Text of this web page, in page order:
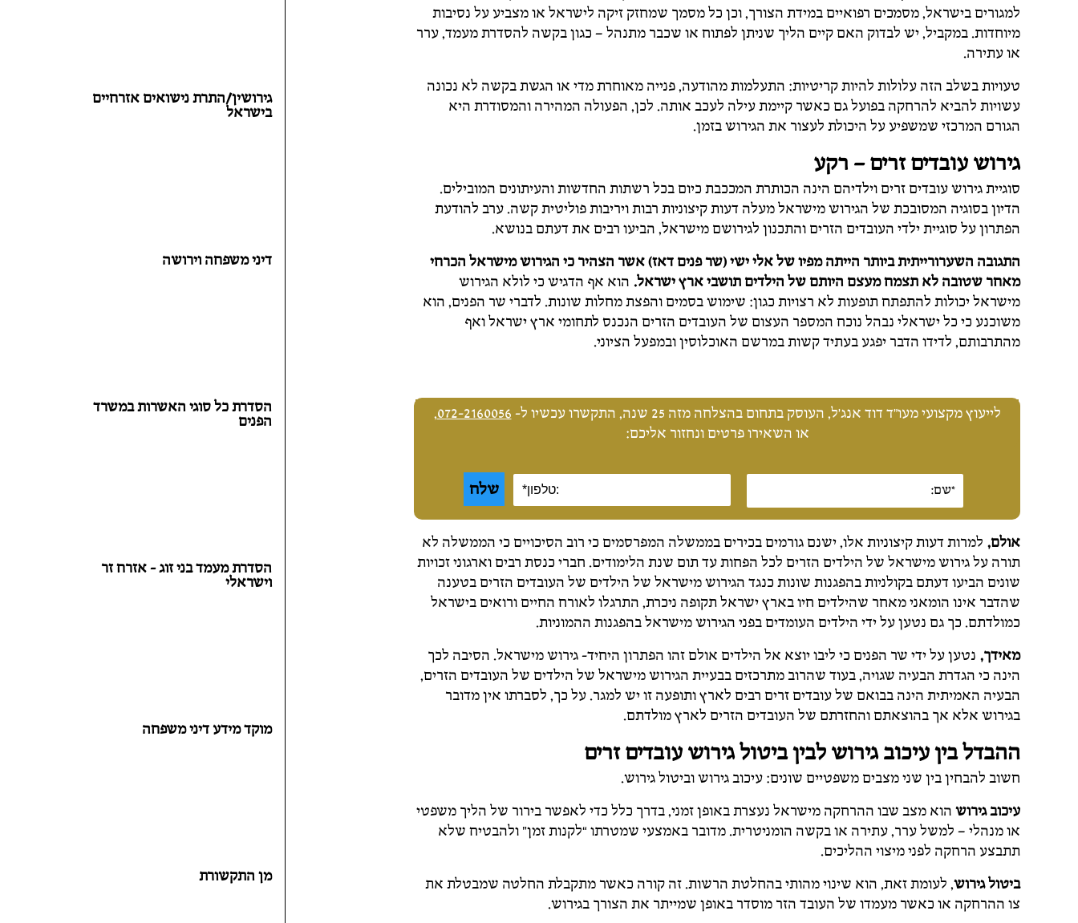
למגורים בישראל, מסמכים רפואיים במידת הצורך, וכן כל מסמך שמחזק זיקה לישראל או מצביע על נסיבות
מיוחדות. במקביל, יש לבדוק האם קיים הליך שניתן לפתוח או שכבר מתנהל – כגון בקשה להסדרת מעמד, ערר
או עתירה.
טעויות בשלב הזה עלולות להיות קריטיות: התעלמות מהודעה, פנייה מאוחרת מדי או הגשת בקשה לא נכונה
עשויות להביא להרחקה בפועל גם כאשר קיימת עילה לעכב אותה. לכן, הפעולה המהירה והמסודרת היא
הגורם המרכזי שמשפיע על היכולת לעצור את הגירוש בזמן.
גירוש עובדים זרים – רקע
סוגיית גירוש עובדים זרים וילדיהם הינה הכותרת המככבת כיום בכל רשתות החדשות והעיתונים המובילים.
הדיון בסוגיה המסובכת של הגירוש מישראל מעלה דעות קיצוניות רבות ויריבות פוליטית קשה. ערב להודעת
הפתרון על סוגיית ילדי העובדים הזרים והתכנון לגירושם מישראל, הביעו רבים את דעתם בנושא.
התגובה השערורייתית ביותר הייתה מפיו של אלי ישי (שר פנים דאז) אשר הצהיר כי הגירוש מישראל הכרחי
מאחר שטובה לא תצמח מעצם היותם של הילדים תושבי ארץ ישראל. הוא אף הדגיש כי לולא הגירוש
מישראל יכולות להתפתח תופעות לא רצויות כגון: שימוש בסמים והפצת מחלות שונות. לדברי שר הפנים, הוא
משוכנע כי כל ישראלי נבהל נוכח המספר העצום של העובדים הזרים הנכנס לתחומי ארץ ישראל ואף
מהתרבותם, לדידו הדבר יפגע בעתיד קשות במרשם האוכלוסין ובמפעל הציוני.
לייעוץ מקצועי מעו"ד דוד אנג'ל, העוסק בתחום בהצלחה מזה 25 שנה, התקשרו עכשיו ל- 072-2160056
,
או השאירו פרטים ונחזור אליכם:
אולם, למרות דעות קיצוניות אלו, ישנם גורמים בכירים בממשלה המפרסמים כי רוב הסיכויים כי הממשלה לא
תורה על גירוש מישראל של הילדים הזרים לכל הפחות עד תום שנת הלימודים. חברי כנסת רבים וארגוני זכויות
שונים הביעו דעתם בקולניות בהפגנות שונות כנגד הגירוש מישראל של הילדים של העובדים הזרים בטענה
שהדבר אינו הומאני מאחר שהילדים חיו בארץ ישראל תקופה ניכרת, התרגלו לאורח החיים ורואים בישראל
כמולדתם. כך גם נטען על ידי הילדים העומדים בפני הגירוש מישראל בהפגנות ההמוניות.
מאידך, נטען על ידי שר הפנים כי ליבו יוצא אל הילדים אולם זהו הפתרון היחיד- גירוש מישראל. הסיבה לכך
הינה כי הגדרת הבעיה שגויה, בעוד שהרוב מתרכזים בבעיית הגירוש מישראל של הילדים של העובדים הזרים,
הבעיה האמיתית הינה בבואם של עובדים זרים רבים לארץ ותופעה זו יש למגר. על כך, לסברתו אין מדובר
בגירוש אלא אך בהוצאתם והחזרתם של העובדים הזרים לארץ מולדתם.
ההבדל בין עיכוב גירוש לבין ביטול גירוש עובדים זרים
חשוב להבחין בין שני מצבים משפטיים שונים: עיכוב גירוש וביטול גירוש.
עיכוב גירוש הוא מצב שבו ההרחקה מישראל נעצרת באופן זמני, בדרך כלל כדי לאפשר בירור של הליך משפטי
או מנהלי – למשל ערר, עתירה או בקשה הומניטרית. מדובר באמצעי שמטרתו “לקנות זמן” ולהבטיח שלא
תתבצע הרחקה לפני מיצוי ההליכים.
ביטול גירוש, לעומת זאת, הוא שינוי מהותי בהחלטת הרשות. זה קורה כאשר מתקבלת החלטה שמבטלת את
צו ההרחקה או כאשר מעמדו של העובד הזר מוסדר באופן שמייתר את הצורך בגירוש.
גירושין/התרת נישואים אזרחיים
בישראל
דיני משפחה וירושה
הסדרת כל סוגי האשרות במשרד
הפנים
הסדרת מעמד בני זוג - אזרח זר
וישראלי
מוקד מידע דיני משפחה
מן התקשורת